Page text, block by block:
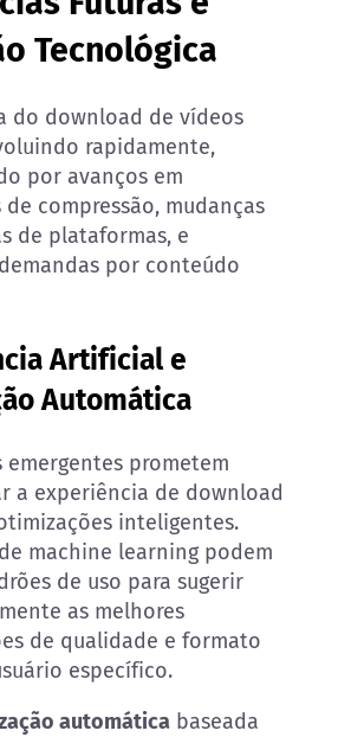
Tecnológica
do download de vídeos
rapidamente,
por avanços em
compressão, mudanças
de plataformas, e
por conteúdo
Artificial e
Automática
emergentes prometem
a experiência de download
inteligentes.
machine learning podem
de uso para sugerir
as melhores
de qualidade e formato
específico.
automática baseada